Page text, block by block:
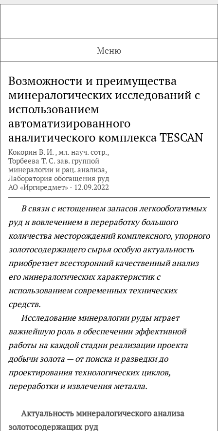
Меню
Возможности и преимущества
минералогических исследований с
использованием
автоматизированного
аналитического комплекса TESCAN
Кокорин В. И. , мл. науч. сотр.,
Торбеева Т. С. зав. группой
минералогии и рац. анализа,
Лаборатория обогащения руд
АО «Иргиредмет» · 12.09.2022
В связи с истощением запасов легкообогатимых
руд и вовлечением в переработку большого
количества месторождений комплексного, упорного
золотосодержащего сырья особую актуальность
приобретает всесторонний качественный анализ
его минералогических характеристик с
использованием современных технических
средств.
Исследование минералогии руды играет
важнейшую роль в обеспечении эффективной
работы на каждой стадии реализации проекта
добычи золота — от поиска и разведки до
проектирования технологических циклов,
переработки и извлечения металла.
Актуальность минералогического анализа
золотосодержащих руд